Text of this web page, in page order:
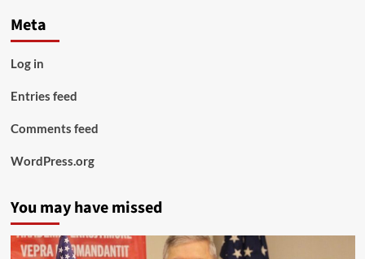
Meta
Log in
Entries feed
Comments feed
WordPress.org
You may have missed